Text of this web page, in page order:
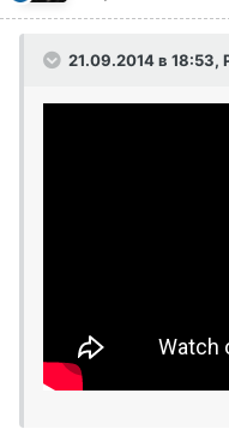
21.09.2014 в 18:53,